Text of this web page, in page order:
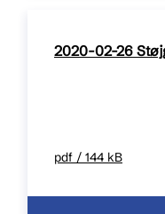
2020-02-26
pdf / 144 kB